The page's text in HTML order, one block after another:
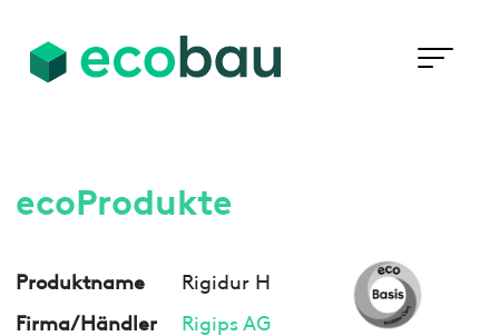
ecoProdukte
Produktname
Rigidur H
Firma/Händler
Rigips AG